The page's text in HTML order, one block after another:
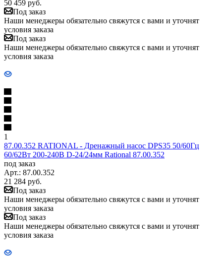
50 459 руб.
Под заказ
Наши менеджеры обязательно свяжутся с вами и уточнят
условия заказа
Под заказ
Наши менеджеры обязательно свяжутся с вами и уточнят
условия заказа
1
87.00.352 RATIONAL - Дренажный насос DPS35 50/60Гц
60/62Вт 200-240В D-24/24мм Rational 87.00.352
под заказ
Арт.: 87.00.352
21 284 руб.
Под заказ
Наши менеджеры обязательно свяжутся с вами и уточнят
условия заказа
Под заказ
Наши менеджеры обязательно свяжутся с вами и уточнят
условия заказа